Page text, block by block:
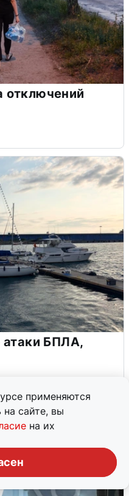
применяются
сайте, вы
на их
отключений
атаки БПЛА,